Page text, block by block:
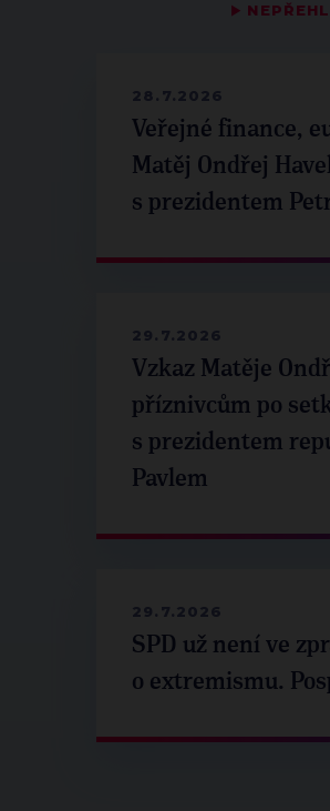
▶
28.7.2026
Veřejné finance,
Matěj Ondřej
s prezidentem
29.7.2026
Vzkaz Matěje
příznivcům po
s prezidentem
Pavlem
29.7.2026
SPD už není ve
o extremismu.